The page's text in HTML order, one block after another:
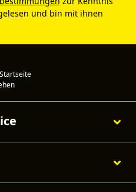
und bin mit ihnen